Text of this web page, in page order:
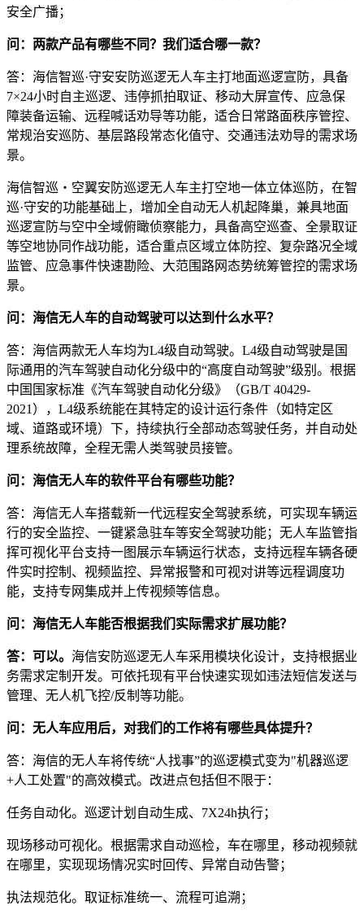
安全广播；
问：两款产品有哪些不同？我们适合哪一款？
答：海信智巡·守安安防巡逻无人车主打地面巡逻宣防，具备
7×24小时自主巡逻、违停抓拍取证、移动大屏宣传、应急保
障装备运输、远程喊话劝导等功能，适合日常路面秩序管控、
常规治安巡防、基层路段常态化值守、交通违法劝导的需求场
景。
海信智巡・空翼安防巡逻无人车主打空地一体立体巡防，在智
巡·守安的功能基础上，增加全自动无人机起降巢，兼具地面
巡逻宣防与空中全域俯瞰侦察能力，具备高空巡查、全景取证
等空地协同作战功能，适合重点区域立体防控、复杂路况全域
监管、应急事件快速勘险、大范围路网态势统筹管控的需求场
景。
问：海信无人车的自动驾驶可以达到什么水平？
答：海信两款无人车均为L4级自动驾驶。L4级自动驾驶是国
际通用的汽车驾驶自动化分级中的“高度自动驾驶”级别。根据
中国国家标准《汽车驾驶自动化分级》（GB/T 40429-
2021），L4级系统能在其特定的设计运行条件（如特定区
域、道路或环境）下，持续执行全部动态驾驶任务，并自动处
理系统故障，全程无需人类驾驶员接管。
问：海信无人车的软件平台有哪些功能？
答：海信无人车搭载新一代远程安全驾驶系统，可实现车辆运
行的安全监控、一键紧急驻车等安全驾驶功能；无人车监管指
挥可视化平台支持一图展示车辆运行状态，支持远程车辆各硬
件实时控制、视频监控、异常报警和可视对讲等远程调度功
能，支持专网集成并上传视频等信息。
问：海信无人车能否根据我们实际需求扩展功能？
答：可以。 海信安防巡逻无人车采用模块化设计，支持根据业
务需求定制开发。可依托现有平台快速实现如违法短信发送与
管理、无人机飞控/反制等功能。
问：无人车应用后，对我们的工作将有哪些具体提升？
答：海信的无人车将传统“人找事”的巡逻模式变为"机器巡逻
+人工处置"的高效模式。改进点包括但不限于：
任务自动化。巡逻计划自动生成、7X24h执行；
现场移动可视化。根据需求自动巡检，车在哪里，移动视频就
在哪里，实现现场情况实时回传、异常自动告警；
执法规范化。取证标准统一、流程可追溯；